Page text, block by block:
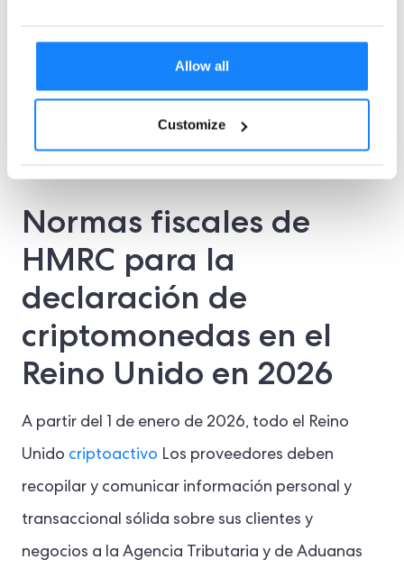
Allow all
Customize
Para más información sobre esta historia, haga
Normas fiscales de
HMRC para la
declaración de
criptomonedas en el
Reino Unido en 2026
A partir del 1 de enero de 2026, todo el Reino
Unido criptoactivo Los proveedores deben
recopilar y comunicar información personal y
transaccional sólida sobre sus clientes y
negocios a la Agencia Tributaria y de Aduanas